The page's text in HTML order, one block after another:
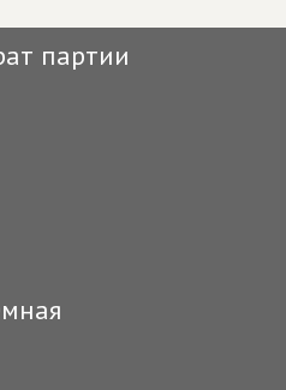
партии